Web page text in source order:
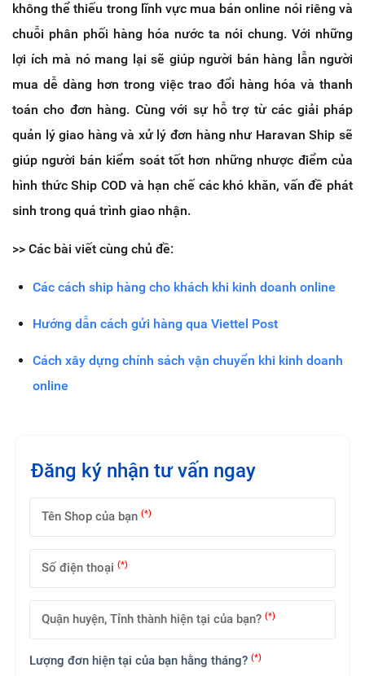
không thể thiếu trong lĩnh vực mua bán online nói riêng và
chuỗi phân phối hàng hóa nước ta nói chung. Với những
lợi ích mà nó mang lại sẽ giúp người bán hàng lẫn người
mua dễ dàng hơn trong việc trao đổi hàng hóa và thanh
toán cho đơn hàng. Cùng với sự hỗ trợ từ các giải pháp
quản lý giao hàng và xử lý đơn hàng như Haravan Ship sẽ
giúp người bán kiểm soát tốt hơn những nhược điểm của
hình thức Ship COD và hạn chế các khó khăn, vấn đề phát
sinh trong quá trình giao nhận.
>> Các bài viết cùng chủ đề:
Các cách ship hàng cho khách khi kinh doanh online
Hướng dẫn cách gửi hàng qua Viettel Post
Cách xây dựng chính sách vận chuyển khi kinh doanh
online
Đăng ký nhận tư vấn ngay
Tên Shop của bạn (*)
Số điện thoại (*)
Quận huyện, Tỉnh thành hiện tại của bạn? (*)
Lượng đơn hiện tại của bạn hằng tháng? (*)